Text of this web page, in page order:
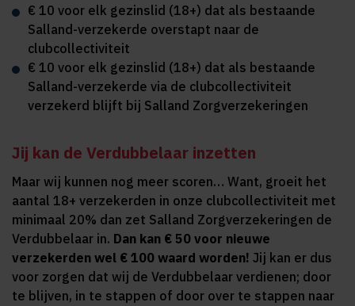
€ 10 voor elk gezinslid (18+) dat als bestaande
Salland-verzekerde overstapt naar de
clubcollectiviteit
€ 10 voor elk gezinslid (18+) dat als bestaande
Salland-verzekerde via de clubcollectiviteit
verzekerd blijft bij Salland Zorgverzekeringen
Jij kan de Verdubbelaar inzetten
Maar wij kunnen nog meer scoren… Want, groeit het
aantal 18+ verzekerden in onze clubcollectiviteit met
minimaal 20% dan zet Salland Zorgverzekeringen de
Verdubbelaar in. Dan kan € 50 voor nieuwe
verzekerden wel € 100 waard worden! Jij kan er dus
voor zorgen dat wij de Verdubbelaar verdienen; door
te blijven, in te stappen of door over te stappen naar